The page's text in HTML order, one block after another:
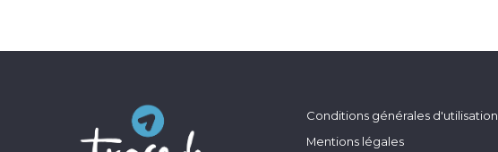
Conditions générales d'utilisation
Mentions légales